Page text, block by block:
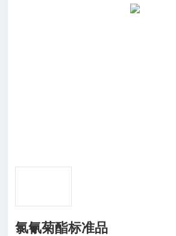
氯氰菊酯标准品